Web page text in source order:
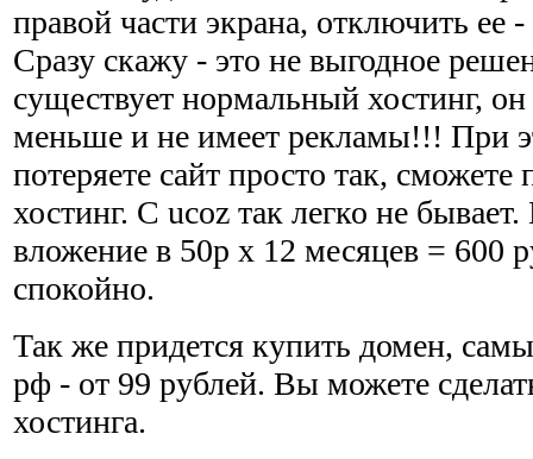
правой части экрана, отключить ее
Сразу скажу - это не выгодное
существует нормальный хостинг, он
меньше и не имеет рекламы!!! При
потеряете сайт просто так, сможете
хостинг. С ucoz так легко не
вложение в 50р х 12 месяцев = 600
спокойно.
Так же придется купить домен,
рф - от 99 рублей. Вы можете
хостинга.